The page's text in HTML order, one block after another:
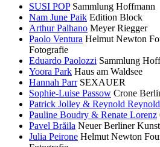
SUSI POP Sammlung Hoffmann
Nam June Paik Edition Block
Arthur Palhano Meyer Riegger
Paolo Ventura Helmut Newton
Fotografie
Eduardo Paolozzi Sammlung
Yoora Park Haus am Waldsee
Hannah Parr SEXAUER
Sophie-Luise Passow Crone
Patrick Jolley & Reynold
Pauline Boudry & Renate Lorenz
Pavel Brăila Neuer Berliner
Julia Peirone Helmut Newton